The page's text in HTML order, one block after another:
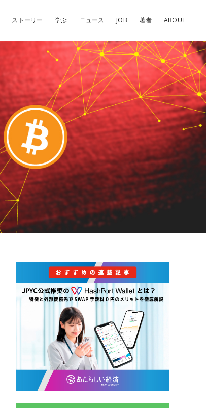
ストーリー 学ぶ ニュース JOB 著者 ABOUT